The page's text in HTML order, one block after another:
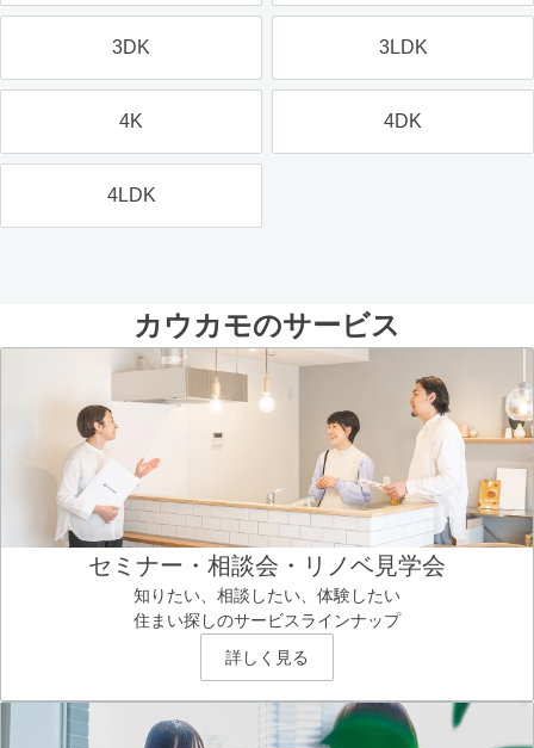
3DK 3LDK
4K 4DK
4LDK
カウカモのサービス
セミナー・相談会・リノベ見学会
知りたい、相談したい、体験したい
住まい探しのサービスラインナップ
詳しく見る